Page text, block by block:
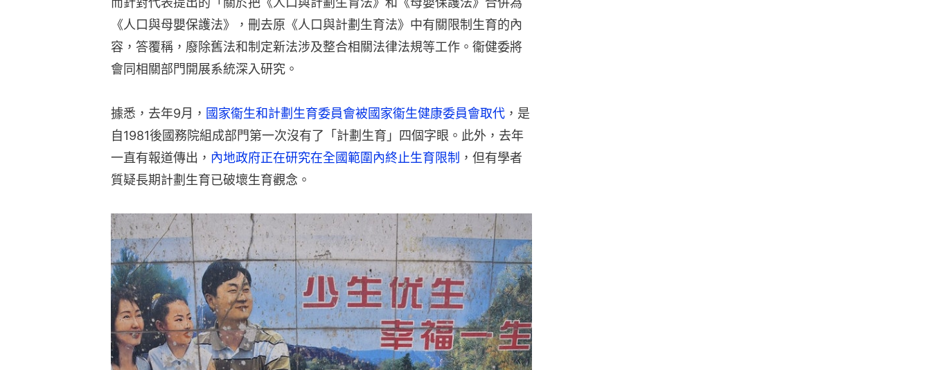
《人口與母嬰保護法》，刪去原《人口與計劃生育法》中有關限制生育的內
容，答覆稱，廢除舊法和制定新法涉及整合相關法律法規等工作。衞健委將
會同相關部門開展系統深入研究。
據悉，去年9月， 國家衞生和計劃生育委員會被國家衞生健康委員會取代 ，是
自1981後國務院組成部門第一次沒有了「計劃生育」四個字眼。此外，去年
一直有報道傳出， 內地政府正在研究在全國範圍內終止生育限制 ，但有學者
質疑長期計劃生育已破壞生育觀念。